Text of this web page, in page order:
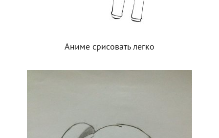
Аниме срисовать легко